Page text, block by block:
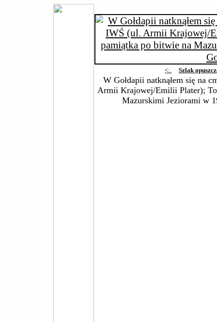
<:. Szlak
W Gołdapii natknąłem się na
Armii Krajowej/Emilii Plater); To
Mazurskimi Jeziorami w